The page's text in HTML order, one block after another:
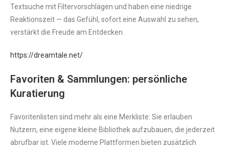
Textsuche mit Filtervorschlägen und haben eine niedrige
Reaktionszeit — das Gefühl, sofort eine Auswahl zu sehen,
verstärkt die Freude am Entdecken.
https://dreamtale.net/
Favoriten & Sammlungen: persönliche
Kuratierung
Favoritenlisten sind mehr als eine Merkliste: Sie erlauben
Nutzern, eine eigene kleine Bibliothek aufzubauen, die jederzeit
abrufbar ist. Viele moderne Plattformen bieten zusätzlich